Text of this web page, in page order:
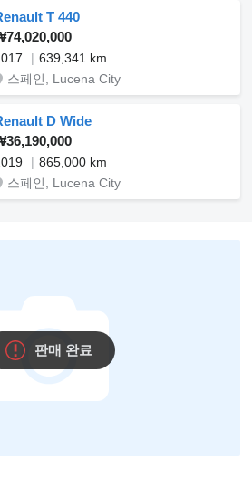
T 440
639,341 km
스페인, Lucena City
D Wide
865,000 km
스페인, Lucena City
판매 완료